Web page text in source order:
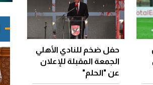
حفل ضخم للنادي الأهلي
الجمعة المقبلة للإعلان
عن "الحلم"